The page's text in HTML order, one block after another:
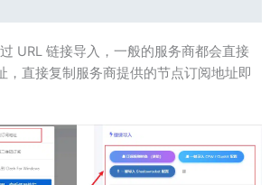
URL 链接导入，一般的服务商都会直接
，直接复制服务商提供的节点订阅地址即